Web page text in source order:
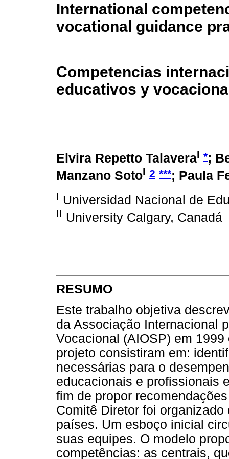
International
vocational guidance
Competencias
educativos y
Elvira Repetto TalaveraI *;
Manzano SotoI 2 ***; Paula
I Universidad Nacional de
II University Calgary, Canadá
RESUMO
Este trabalho objetiva
da Associação Internacional
Vocacional (AIOSP) em
projeto consistiram em:
necessárias para o
educacionais e profissionais
fim de propor
Comitê Diretor foi
países. Um esboço inicial
suas equipes. O modelo
competências: as centrais,